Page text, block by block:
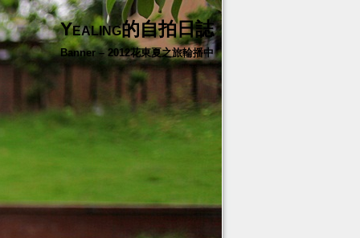
Yealing的自拍日誌
Banner – 2012花東夏之旅輪播中